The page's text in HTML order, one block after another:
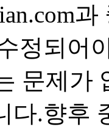
정되어
문제가
다.향후